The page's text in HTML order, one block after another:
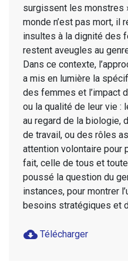
surgissent les monstres
monde n’est pas mort, il
insultes à la dignité des
restent aveugles au
Dans ce contexte,
a mis en lumière la
des femmes et l’impact
ou la qualité de leur vie :
au regard de la biologie,
de travail, ou des rôles
attention volontaire pour
fait, celle de tous et
poussé la question du
instances, pour montrer
besoins stratégiques et
cloud_download Télécharger